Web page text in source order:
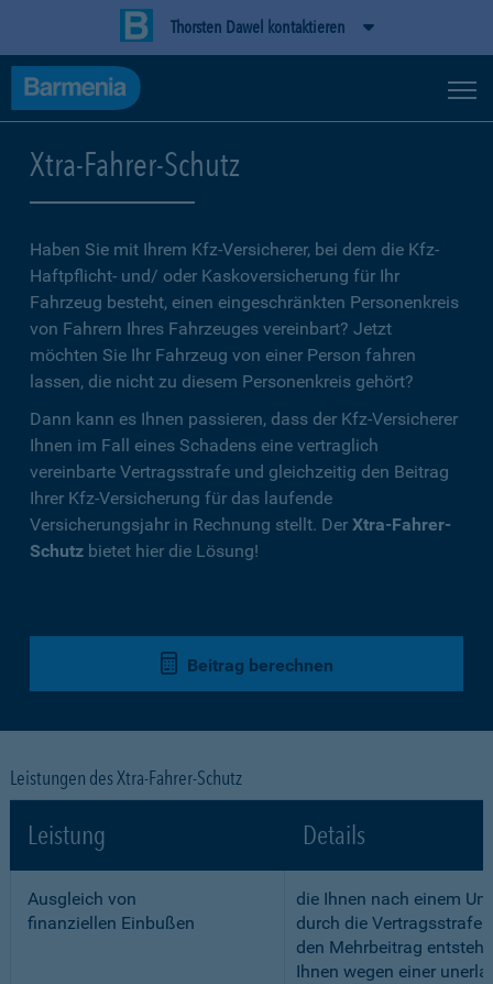
Thorsten Dawel kontaktieren
Xtra-Fahrer-Schutz
Haben Sie mit Ihrem Kfz-Versicherer, bei dem die Kfz-
Haftpflicht- und/ oder Kaskoversicherung für Ihr
Fahrzeug besteht, einen eingeschränkten Personenkreis
von Fahrern Ihres Fahrzeuges vereinbart? Jetzt
möchten Sie Ihr Fahrzeug von einer Person fahren
lassen, die nicht zu diesem Personenkreis gehört?
Dann kann es Ihnen passieren, dass der Kfz-Versicherer
Ihnen im Fall eines Schadens eine vertraglich
vereinbarte Vertragsstrafe und gleichzeitig den Beitrag
Ihrer Kfz-Versicherung für das laufende
Versicherungsjahr in Rechnung stellt. Der Xtra-Fahrer-
Schutz bietet hier die Lösung!
Beitrag berechnen
Leistungen des Xtra-Fahrer-Schutz
Leistung Details
Ausgleich von
finanziellen Einbußen
die Ihnen nach einem
durch die Vertragsstrafe
den Mehrbeitrag
Ihnen wegen einer